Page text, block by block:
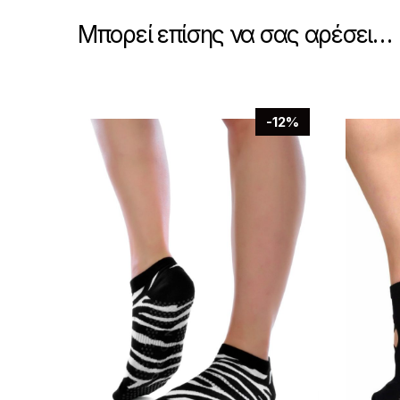
Μπορεί επίσης να σας αρέσει…
-12%